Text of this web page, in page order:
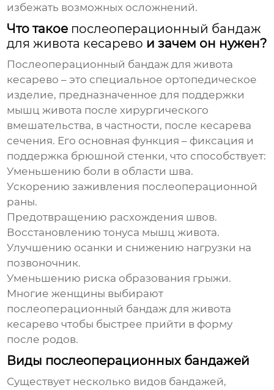
избежать возможных осложнений.
Что такое послеоперационный бандаж
для живота кесарево и зачем он нужен?
Послеоперационный бандаж для живота
кесарево – это специальное ортопедическое
изделие, предназначенное для поддержки
мышц живота после хирургического
вмешательства, в частности, после кесарева
сечения. Его основная функция – фиксация и
поддержка брюшной стенки, что способствует:
Уменьшению боли в области шва.
Ускорению заживления послеоперационной
раны.
Предотвращению расхождения швов.
Восстановлению тонуса мышц живота.
Улучшению осанки и снижению нагрузки на
позвоночник.
Уменьшению риска образования грыжи.
Многие женщины выбирают
послеоперационный бандаж для живота
кесарево чтобы быстрее прийти в форму
после родов.
Виды послеоперационных бандажей
Существует несколько видов бандажей,